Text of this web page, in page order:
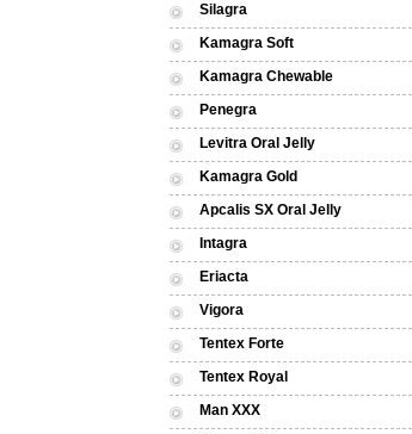
Silagra
Kamagra Soft
Kamagra Chewable
Penegra
Levitra Oral Jelly
Kamagra Gold
Apcalis SX Oral Jelly
Intagra
Eriacta
Vigora
Tentex Forte
Tentex Royal
Man XXX